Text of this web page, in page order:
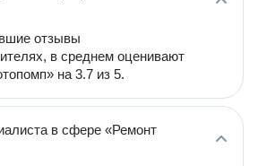
отзывы
в среднем оценивают
на 3.7 из 5.
в сфере «Ремонт